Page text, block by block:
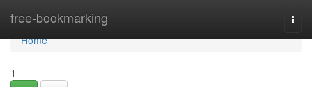
free-bookmarking
Home
Home
1